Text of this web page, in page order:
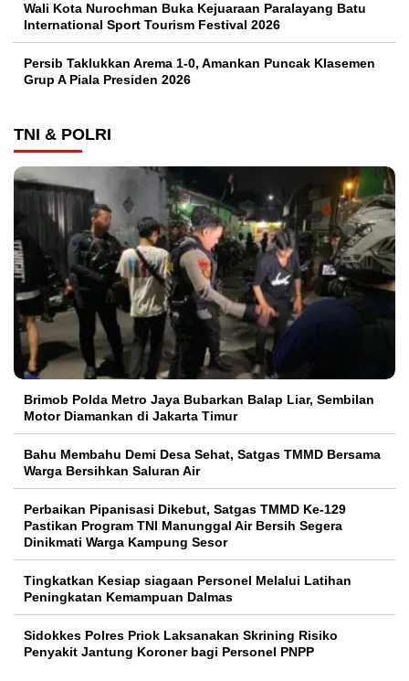
Wali Kota Nurochman Buka Kejuaraan Paralayang Batu
International Sport Tourism Festival 2026
Persib Taklukkan Arema 1-0, Amankan Puncak Klasemen
Grup A Piala Presiden 2026
TNI & POLRI
Brimob Polda Metro Jaya Bubarkan Balap Liar, Sembilan
Motor Diamankan di Jakarta Timur
Bahu Membahu Demi Desa Sehat, Satgas TMMD Bersama
Warga Bersihkan Saluran Air
Perbaikan Pipanisasi Dikebut, Satgas TMMD Ke-129
Pastikan Program TNI Manunggal Air Bersih Segera
Dinikmati Warga Kampung Sesor
Tingkatkan Kesiap siagaan Personel Melalui Latihan
Peningkatan Kemampuan Dalmas
Sidokkes Polres Priok Laksanakan Skrining Risiko
Penyakit Jantung Koroner bagi Personel PNPP